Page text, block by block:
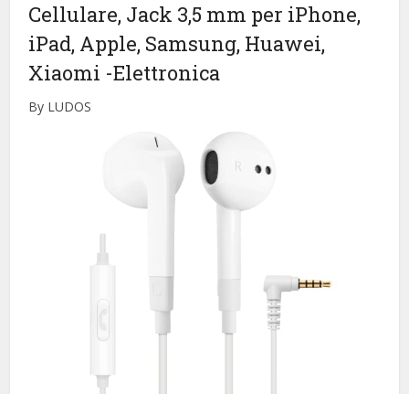
Cellulare, Jack 3,5 mm per iPhone,
iPad, Apple, Samsung, Huawei,
Xiaomi -Elettronica
By LUDOS